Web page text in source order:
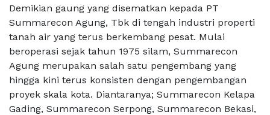
Demikian gaung yang disematkan kepada PT
Summarecon Agung, Tbk di tengah industri properti
tanah air yang terus berkembang pesat. Mulai
beroperasi sejak tahun 1975 silam, Summarecon
Agung merupakan salah satu pengembang yang
hingga kini terus konsisten dengan pengembangan
proyek skala kota. Diantaranya; Summarecon Kelapa
Gading, Summarecon Serpong, Summarecon Bekasi,